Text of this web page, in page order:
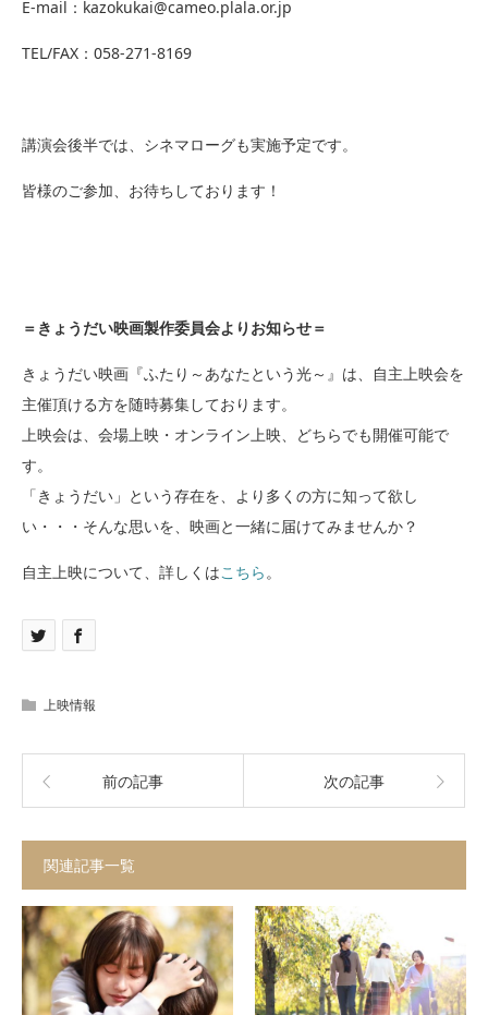
E-mail：kazokukai@cameo.plala.or.jp
TEL/FAX：058-271-8169
講演会後半では、シネマローグも実施予定です。
皆様のご参加、お待ちしております！
＝きょうだい映画製作委員会よりお知らせ＝
きょうだい映画『ふたり～あなたという光～』は、自主上映会を
主催頂ける方を随時募集しております。
上映会は、会場上映・オンライン上映、どちらでも開催可能で
す。
「きょうだい」という存在を、より多くの方に知って欲し
い・・・そんな思いを、映画と一緒に届けてみませんか？
自主上映について、詳しくはこちら 。
上映情報
前の記事 次の記事
関連記事一覧